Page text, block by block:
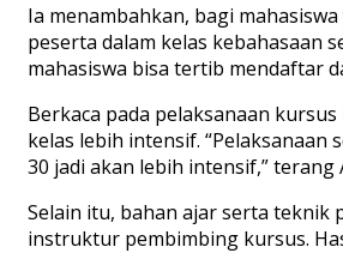
Ia menambahkan, bagi
peserta dalam kelas kebahasaan
mahasiswa bisa tertib mendaftar
Berkaca pada pelaksanaan
kelas lebih intensif.
30 jadi akan lebih intensif,” terang
Selain itu, bahan ajar serta teknik
instruktur pembimbing kursus.